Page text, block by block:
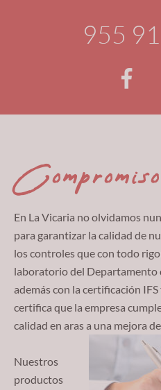
955
En La Vicaria no olvidamos
para garantizar la calidad de
los controles que con todo
laboratorio del Departamento
además con la certificación
certifica que la empresa
calidad en aras a una mejora
Nuestros
productos